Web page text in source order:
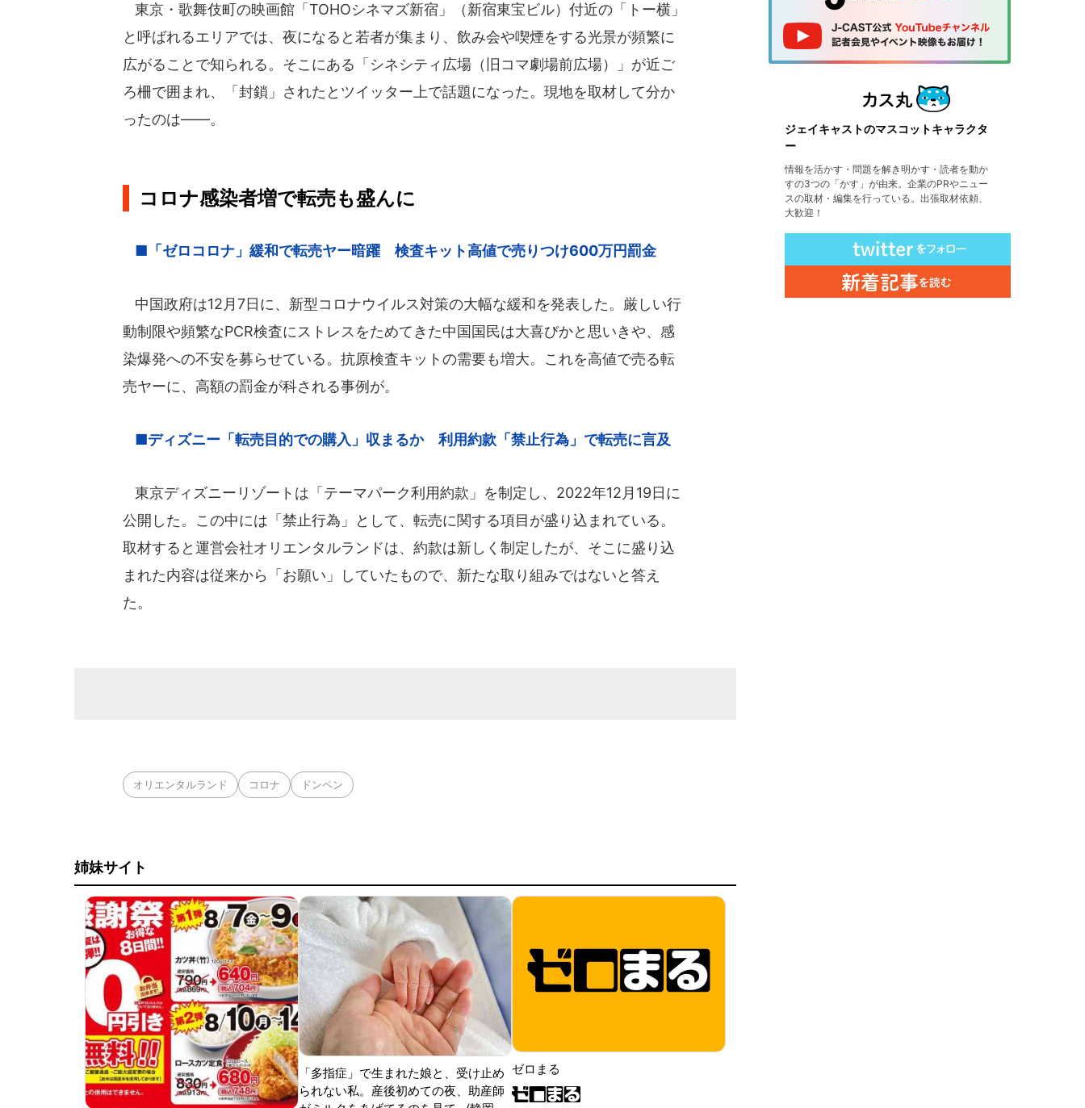
東京・歌舞伎町の映画館「TOHOシネマズ新宿」（新宿東宝ビル）付近の「トー横」
と呼ばれるエリアでは、夜になると若者が集まり、飲み会や喫煙をする光景が頻繁に
広がることで知られる。そこにある「シネシティ広場（旧コマ劇場前広場）」が近ご
ろ柵で囲まれ、「封鎖」されたとツイッター上で話題になった。現地を取材して分か
ったのは――。
コロナ感染者増で転売も盛んに
■「ゼロコロナ」緩和で転売ヤー暗躍 検査キット高値で売りつけ600万円罰金
中国政府は12月7日に、新型コロナウイルス対策の大幅な緩和を発表した。厳しい行
動制限や頻繁なPCR検査にストレスをためてきた中国国民は大喜びかと思いきや、感
染爆発への不安を募らせている。抗原検査キットの需要も増大。これを高値で売る転
売ヤーに、高額の罰金が科される事例が。
■ディズニー「転売目的での購入」収まるか 利用約款「禁止行為」で転売に言及
東京ディズニーリゾートは「テーマパーク利用約款」を制定し、2022年12月19日に
公開した。この中には「禁止行為」として、転売に関する項目が盛り込まれている。
取材すると運営会社オリエンタルランドは、約款は新しく制定したが、そこに盛り込
まれた内容は従来から「お願い」していたもので、新たな取り組みではないと答え
た。
オリエンタルランド コロナ ドンペン
姉妹サイト
「多指症」で生まれた娘と、受け止め
られない私。産後初めての夜、助産師
ゼロまる
ジェイキャストのマスコットキャラクタ
ー
情報を活かす・問題を解き明かす・読者を動か
すの3つの「かす」が由来。企業のPRやニュー
スの取材・編集を行っている。出張取材依頼、
大歓迎！